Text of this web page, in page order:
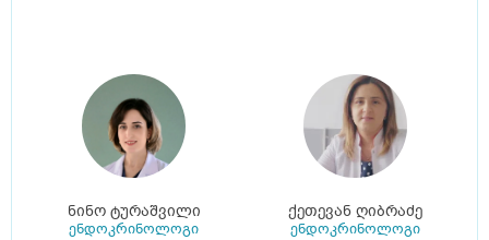
ნინო ტურაშვილი
ენდოკრინოლოგი
ქეთევან ღიბრაძე
ენდოკრინოლოგი